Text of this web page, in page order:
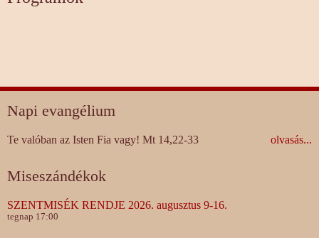
Napi evangélium
Te valóban az Isten Fia vagy! Mt 14,22-33 olvasás...
Miseszándékok
SZENTMISÉK RENDJE 2026. augusztus 9-16.
tegnap 17:00